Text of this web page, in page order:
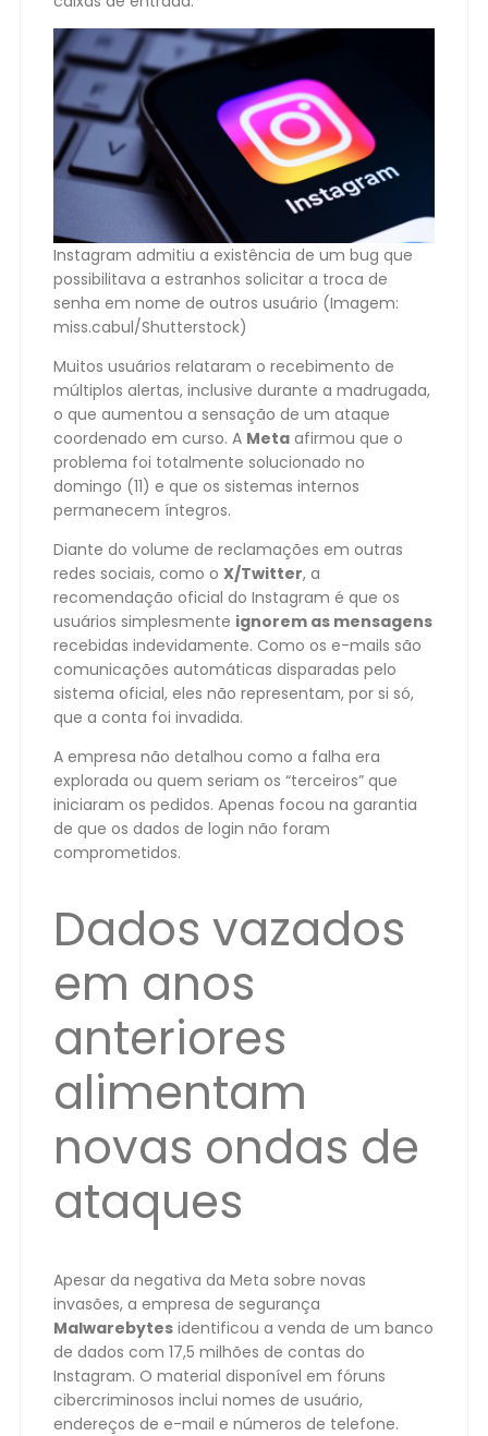
Instagram admitiu a existência de um bug que
possibilitava a estranhos solicitar a troca de
senha em nome de outros usuário (Imagem:
miss.cabul/Shutterstock)
Muitos usuários relataram o recebimento de
múltiplos alertas, inclusive durante a madrugada,
o que aumentou a sensação de um ataque
coordenado em curso. A Meta afirmou que o
problema foi totalmente solucionado no
domingo (11) e que os sistemas internos
permanecem íntegros.
Diante do volume de reclamações em outras
redes sociais, como o X/Twitter, a
recomendação oficial do Instagram é que os
usuários simplesmente ignorem as mensagens
recebidas indevidamente. Como os e-mails são
comunicações automáticas disparadas pelo
sistema oficial, eles não representam, por si só,
que a conta foi invadida.
A empresa não detalhou como a falha era
explorada ou quem seriam os “terceiros” que
iniciaram os pedidos. Apenas focou na garantia
de que os dados de login não foram
comprometidos.
Dados vazados
em anos
anteriores
alimentam
novas ondas de
ataques
Apesar da negativa da Meta sobre novas
invasões, a empresa de segurança
Malwarebytes identificou a venda de um banco
de dados com 17,5 milhões de contas do
Instagram. O material disponível em fóruns
cibercriminosos inclui nomes de usuário,
endereços de e-mail e números de telefone.